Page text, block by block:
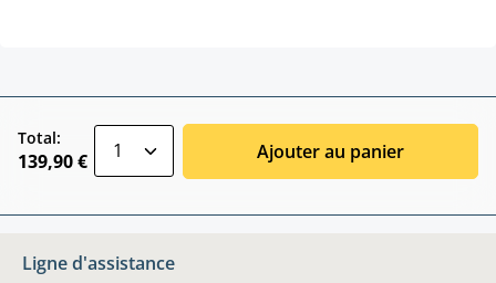
Total:
139,90 € Ajouter au panier
Ligne d'assistance